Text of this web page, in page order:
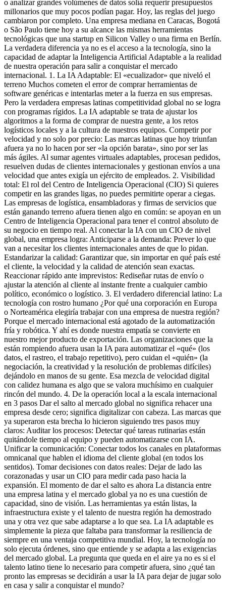
o analizar grandes volúmenes de datos solía requerir presupuestos
millonarios que muy pocos podían pagar. Hoy, las reglas del juego
cambiaron por completo. Una empresa mediana en Caracas, Bogotá
o São Paulo tiene hoy a su alcance las mismas herramientas
tecnológicas que una startup en Silicon Valley o una firma en Berlín.
La verdadera diferencia ya no es el acceso a la tecnología, sino la
capacidad de adaptar la Inteligencia Artificial Adaptable a la realidad
de nuestra operación para salir a conquistar el mercado
internacional. 1. La IA Adaptable: El «ecualizador» que niveló el
terreno Muchos cometen el error de comprar herramientas de
software genéricas e intentarlas meter a la fuerza en sus empresas.
Pero la verdadera empresas latinas competitividad global no se logra
con programas rígidos. La IA adaptable se trata de ajustar los
algoritmos a la forma de comprar de nuestra gente, a los retos
logísticos locales y a la cultura de nuestros equipos. Competir por
velocidad y no solo por precio: Las marcas latinas que hoy triunfan
afuera ya no lo hacen por ser «la opción barata», sino por ser las
más ágiles. Al sumar agentes virtuales adaptables, procesan pedidos,
resuelven dudas de clientes internacionales y gestionan envíos a una
velocidad que antes exigía un ejército de empleados. 2. Visibilidad
total: El rol del Centro de Inteligencia Operacional (CIO) Si quieres
competir en las grandes ligas, no puedes permitirte operar a ciegas.
Las empresas de logística, ensambladoras y firmas de servicios que
están ganando terreno afuera tienen algo en común: se apoyan en un
Centro de Inteligencia Operacional para tener el control absoluto de
su negocio en tiempo real. Al conectar la IA con un CIO de nivel
global, una empresa logra: Anticiparse a la demanda: Prever lo que
van a necesitar los clientes internacionales antes de que lo pidan.
Estandarizar la calidad: Garantizar que, sin importar en qué país esté
el cliente, la velocidad y la calidad de atención sean exactas.
Reaccionar rápido ante imprevistos: Rediseñar rutas de envío o
ajustar la atención al cliente al instante frente a cualquier cambio
político, económico o logístico. 3. El verdadero diferencial latino: La
tecnología con rostro humano ¿Por qué una corporación en Europa
o Norteamérica elegiría trabajar con una empresa de nuestra región?
Porque el mercado internacional está agotado de la automatización
fría y robótica. Y ahí es donde nuestra empatía se convierte en
nuestro mejor producto de exportación. Las organizaciones que la
están rompiendo afuera usan la IA para automatizar el «qué» (los
datos, el rastreo, el trabajo repetitivo), pero cuidan el «quién» (la
negociación, la creatividad y la resolución de problemas difíciles)
dejándolo en manos de su gente. Esa mezcla de velocidad digital
con calidez humana es algo que se valora muchísimo en cualquier
rincón del mundo. 4. De la operación local a la escala internacional
en 3 pasos Dar el salto al mercado global no significa rehacer una
empresa desde cero; significa digitalizar con cabeza. Las marcas que
ya superaron esta brecha lo hicieron siguiendo tres pasos muy
claros: Auditar los procesos: Detectar qué tareas rutinarias están
quitándole tiempo al equipo y pueden automatizarse con IA.
Unificar la comunicación: Conectar todos los canales en plataformas
omnicanal que hablen el idioma del cliente global (en todos los
sentidos). Tomar decisiones con datos reales: Dejar de lado las
corazonadas y usar un CIO para medir cada paso hacia la
expansión. El momento de dar el salto es ahora La distancia entre
una empresa latina y el mercado global ya no es una cuestión de
capacidad, sino de visión. Las herramientas ya están listas, la
infraestructura existe y el talento de nuestra región ha demostrado
una y otra vez que sabe adaptarse a lo que sea. La IA adaptable es
simplemente la pieza que faltaba para transformar la resiliencia de
siempre en una ventaja competitiva mundial. Hoy, la tecnología no
solo ejecuta órdenes, sino que entiende y se adapta a las exigencias
del mercado global. La pregunta que queda en el aire ya no es si el
talento latino tiene lo necesario para competir afuera, sino ¿qué tan
pronto las empresas se decidirán a usar la IA para dejar de jugar solo
en casa y salir a conquistar el mundo?